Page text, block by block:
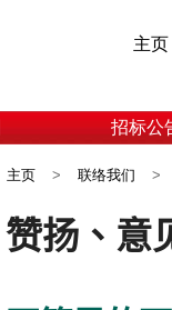
主页
招标公
主页 > 联络我们 >